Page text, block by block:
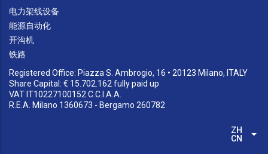
电力架线设备
能源自动化
开沟机
铁路
Registered Office: Piazza S. Ambrogio, 16 • 20123 Milano, ITALY
Share Capital: € 15.702.162 fully paid up
VAT IT10227100152 C.C.I.A.A.
R.E.A. Milano 1360673 - Bergamo 260782
ZH-
CN
列